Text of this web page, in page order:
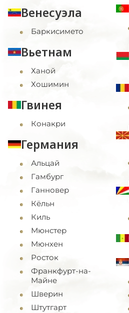
Венесуэла
Баркисимето
Вьетнам
Ханой
Хошимин
Гвинея
Конакри
Германия
Альцай
Гамбург
Ганновер
Кёльн
Киль
Мюнстер
Мюнхен
Росток
Франкфурт-на-
Майне
Шверин
Штутгарт